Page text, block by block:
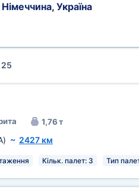
Україна
25
1,76 т
~ 2427 км
Кільк. палет: 3 Тип